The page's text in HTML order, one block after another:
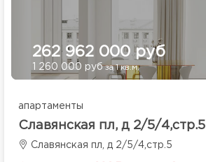
262 962 000 руб
1 260 000 рубза 1 кв.м.
апартаменты
Славянская пл, д 2/5/4,стр.5
Славянская пл, д 2/5/4,стр.5